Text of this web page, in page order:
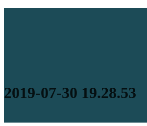
2019-07-30 19.28.53